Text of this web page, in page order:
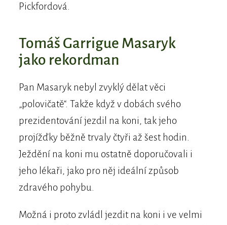
Pickfordová.
Tomáš Garrigue Masaryk
jako rekordman
Pan Masaryk nebyl zvyklý dělat věci
„polovičatě“. Takže když v dobách svého
prezidentování jezdil na koni, tak jeho
projížďky běžně trvaly čtyři až šest hodin.
Ježdění na koni mu ostatně doporučovali i
jeho lékaři, jako pro něj ideální způsob
zdravého pohybu.
Možná i proto zvládl jezdit na koni i ve velmi